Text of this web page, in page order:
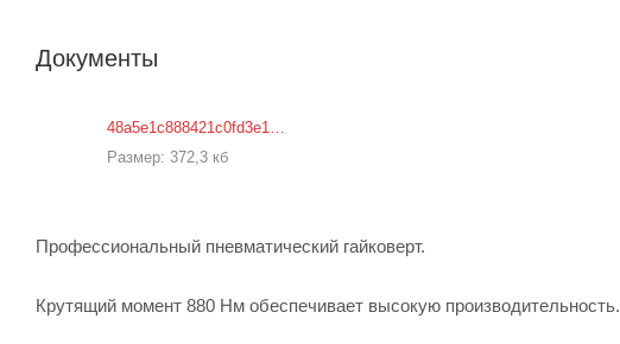
Документы
Размер: 372,3 кб
Профессиональный пневматический гайковерт.
Крутящий момент 880 Нм обеспечивает высокую производительность.